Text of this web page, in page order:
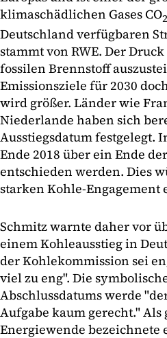
klimaschädlichen Gases CO2
Deutschland verfügbaren
stammt von RWE. Der
fossilen Brennstoff
Emissionsziele für 2030
wird größer. Länder wie
Niederlande haben sich
Ausstiegsdatum festgelegt.
Ende 2018 über ein Ende
entschieden werden. Dies
starken Kohle-Engagement
Schmitz warnte daher vor
einem Kohleausstieg in
der Kohlekommission sei
viel zu eng". Die
Abschlussdatums werde
Aufgabe kaum gerecht."
Energiewende bezeichnete